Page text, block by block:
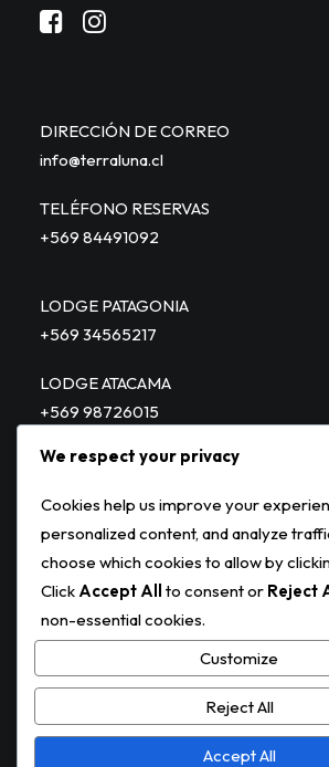
DIRECCIÓN DE CORREO
info@terraluna.cl
TELÉFONO RESERVAS
+569 84491092
LODGE PATAGONIA
+569 34565217
LODGE ATACAMA
+569 98726015
PATAGONIA JET – HELITOURS
Derechos Reservados Terraluna, Diseño y
We respect your privacy
Cookies help us improve your
personalized content, and analyze
choose which cookies to allow by
Click Accept All to consent or Reject
non-essential cookies.
Customize
Reject All
Accept All